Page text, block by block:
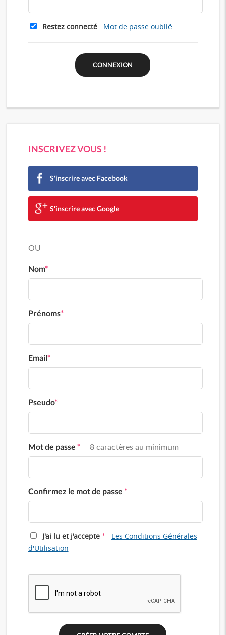
Restez connecté Mot de passe oublié
INSCRIVEZ VOUS !
S'inscrire avec Facebook
S'inscrire avec Google
OU
Nom*
Prénoms*
Email*
Pseudo*
Mot de passe * 8 caractères au minimum
Confirmez le mot de passe *
J'ai lu et j'accepte *
Les Conditions Générales
d'Utilisation